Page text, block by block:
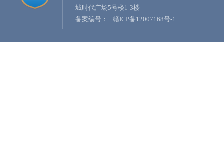
城时代广场5号楼1-3楼
备案编号：
赣ICP备12007168号-1